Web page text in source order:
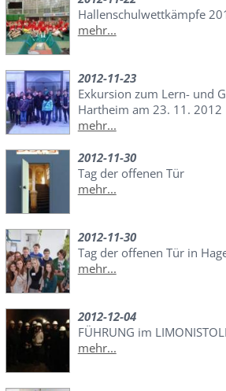
Hallenschulwettkämpfe
mehr...
2012-11-23
Exkursion zum Lern- und
Hartheim am 23. 11. 2012
mehr...
2012-11-30
Tag der offenen Tür
mehr...
2012-11-30
Tag der offenen Tür in
mehr...
2012-12-04
FÜHRUNG im
mehr...